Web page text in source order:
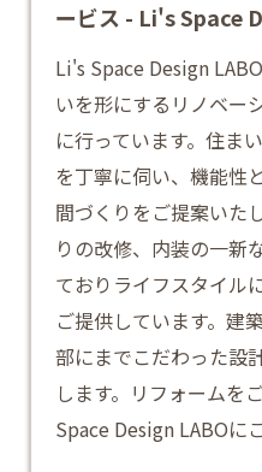
ービス - Li's Space
Li's Space Design
いを形にするリノベー
に行っています。住ま
を丁寧に伺い、機能性
間づくりをご提案いた
りの改修、内装の一新
ておりライフスタイル
ご提供しています。建
部にまでこだわった設
します。 リフォームを
Space Design LABOに